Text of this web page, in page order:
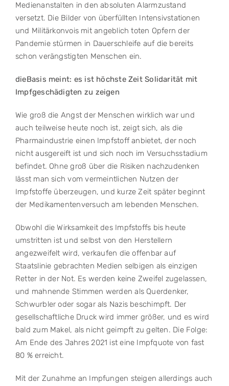
Medienanstalten in den absoluten Alarmzustand
versetzt. Die Bilder von überfüllten Intensivstationen
und Militärkonvois mit angeblich toten Opfern der
Pandemie stürmen in Dauerschleife auf die bereits
schon verängstigten Menschen ein.
dieBasis meint: es ist höchste Zeit Solidarität mit
Impfgeschädigten zu zeigen
Wie groß die Angst der Menschen wirklich war und
auch teilweise heute noch ist, zeigt sich, als die
Pharmaindustrie einen Impfstoff anbietet, der noch
nicht ausgereift ist und sich noch im Versuchsstadium
befindet. Ohne groß über die Risiken nachzudenken
lässt man sich vom vermeintlichen Nutzen der
Impfstoffe überzeugen, und kurze Zeit später beginnt
der Medikamentenversuch am lebenden Menschen.
Obwohl die Wirksamkeit des Impfstoffs bis heute
umstritten ist und selbst von den Herstellern
angezweifelt wird, verkaufen die offenbar auf
Staatslinie gebrachten Medien selbigen als einzigen
Retter in der Not. Es werden keine Zweifel zugelassen,
und mahnende Stimmen werden als Querdenker,
Schwurbler oder sogar als Nazis beschimpft. Der
gesellschaftliche Druck wird immer größer, und es wird
bald zum Makel, als nicht geimpft zu gelten. Die Folge:
Am Ende des Jahres 2021 ist eine Impfquote von fast
80 % erreicht.
Mit der Zunahme an Impfungen steigen allerdings auch